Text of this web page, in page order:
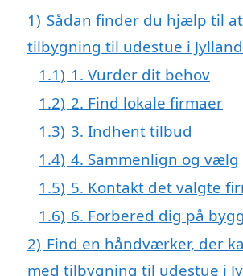
1) Sådan finder du hjælp til
tilbygning til udestue i Jylland
1.1) 1. Vurder dit behov
1.2) 2. Find lokale firmaer
1.3) 3. Indhent tilbud
1.4) 4. Sammenlign og vælg
1.5) 5. Kontakt det valgte
1.6) 6. Forbered dig på
2) Find en håndværker, der
med tilbygning til udestue i